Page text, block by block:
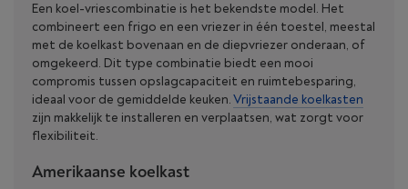
Een koel-vriescombinatie is het bekendste model. Het
combineert een frigo en een vriezer in één toestel, meestal
met de koelkast bovenaan en de diepvriezer onderaan, of
omgekeerd. Dit type combinatie biedt een mooi
compromis tussen opslagcapaciteit en ruimtebesparing,
ideaal voor de gemiddelde keuken.Vrijstaande koelkasten
zijn makkelijk te installeren en verplaatsen, wat zorgt voor
flexibiliteit.
Amerikaanse koelkast